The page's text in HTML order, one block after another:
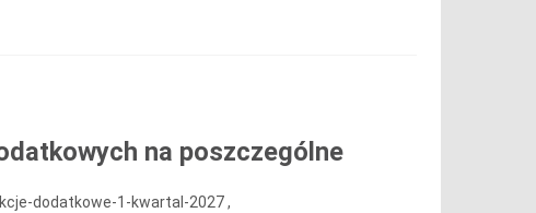
na poszczególne
dodatkowe-1-kwartal-2027 ,